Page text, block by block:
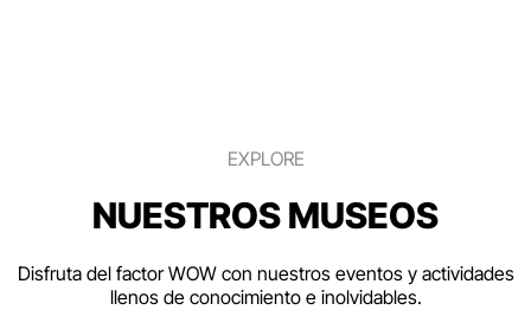
EXPLORE
NUESTROS MUSEOS
Disfruta del factor WOW con nuestros eventos y actividades
llenos de conocimiento e inolvidables.